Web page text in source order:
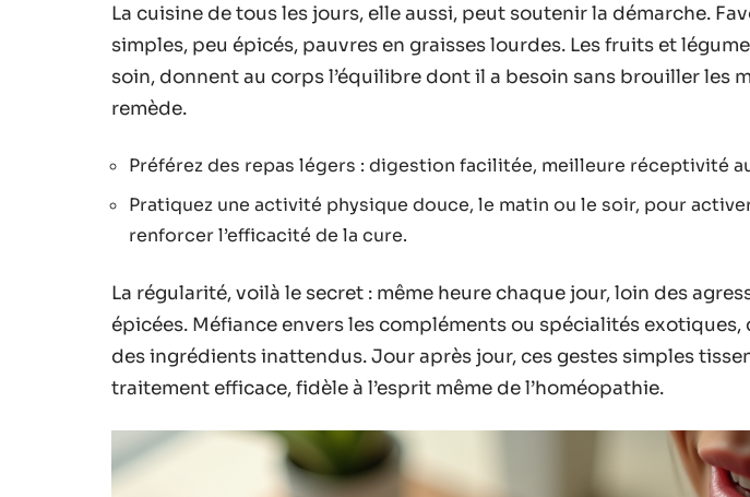
La cuisine de tous les jours, elle aussi, peut soutenir la démarche.
simples, peu épicés, pauvres en graisses lourdes. Les fruits et
soin, donnent au corps l’équilibre dont il a besoin sans brouiller les
remède.
Préférez des repas légers : digestion facilitée, meilleure réceptivité
Pratiquez une activité physique douce, le matin ou le soir, pour
renforcer l’efficacité de la cure.
La régularité, voilà le secret : même heure chaque jour, loin des
épicées. Méfiance envers les compléments ou spécialités
des ingrédients inattendus. Jour après jour, ces gestes simples
traitement efficace, fidèle à l’esprit même de l’homéopathie.